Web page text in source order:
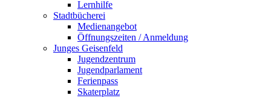
Lernhilfe
Stadtbücherei
Medienangebot
Öffnungszeiten / Anmeldung
Junges Geisenfeld
Jugendzentrum
Jugendparlament
Ferienpass
Skaterplatz